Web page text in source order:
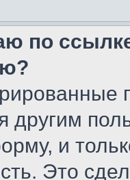
по
другим
и
Это